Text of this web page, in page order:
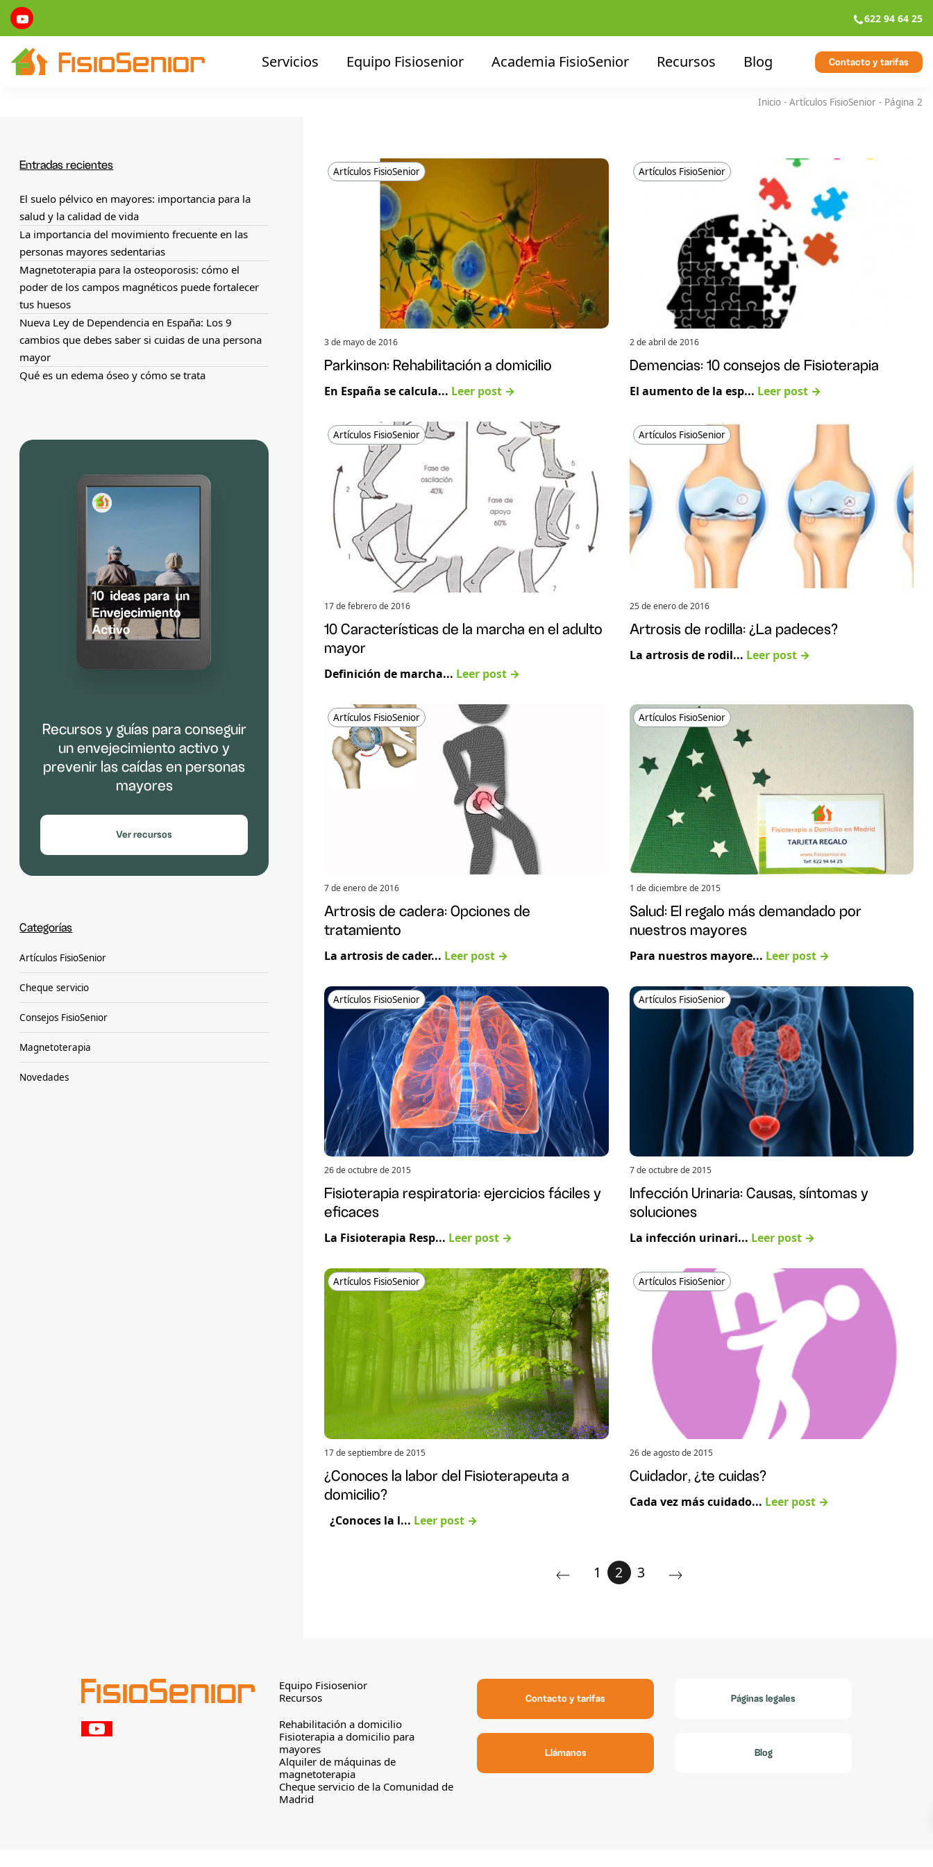
622 94 64 25
Servicios Equipo Fisiosenior Academia FisioSenior Recursos Blog Contacto y tarifas
Inicio - Artículos FisioSenior - Página 2
Artículos FisioSenior
3 de mayo de 2016
Parkinson: Rehabilitación a domicilio
En España se calcula... Leer post →
Artículos FisioSenior
2 de abril de 2016
Demencias: 10 consejos de Fisioterapia
El aumento de la esp... Leer post →
Artículos FisioSenior
17 de febrero de 2016
10 Características de la marcha en el adulto
mayor
Definición de marcha... Leer post →
Artículos FisioSenior
25 de enero de 2016
Artrosis de rodilla: ¿La padeces?
La artrosis de rodil... Leer post →
Artículos FisioSenior
7 de enero de 2016
Artrosis de cadera: Opciones de
tratamiento
La artrosis de cader... Leer post →
Artículos FisioSenior
1 de diciembre de 2015
Salud: El regalo más demandado por
nuestros mayores
Para nuestros mayore... Leer post →
Artículos FisioSenior
26 de octubre de 2015
Fisioterapia respiratoria: ejercicios fáciles y
eficaces
La Fisioterapia Resp... Leer post →
Artículos FisioSenior
7 de octubre de 2015
Infección Urinaria: Causas, síntomas y
soluciones
La infección urinari... Leer post →
Artículos FisioSenior
17 de septiembre de 2015
¿Conoces la labor del Fisioterapeuta a
domicilio?
¿Conoces la l... Leer post →
Artículos FisioSenior
26 de agosto de 2015
Cuidador, ¿te cuidas?
Cada vez más cuidado... Leer post →
1 2 3
Entradas recientes
El suelo pélvico en mayores: importancia para la
salud y la calidad de vida
La importancia del movimiento frecuente en las
personas mayores sedentarias
Magnetoterapia para la osteoporosis: cómo el
poder de los campos magnéticos puede fortalecer
tus huesos
Nueva Ley de Dependencia en España: Los 9
cambios que debes saber si cuidas de una persona
mayor
Qué es un edema óseo y cómo se trata
Recursos y guías para conseguir
un envejecimiento activo y
prevenir las caídas en personas
mayores
Ver recursos
Categorías
Artículos FisioSenior
Cheque servicio
Consejos FisioSenior
Magnetoterapia
Novedades
Equipo Fisiosenior
Recursos
Rehabilitación a domicilio
Fisioterapia a domicilio para
mayores
Alquiler de máquinas de
magnetoterapia
Cheque servicio de la Comunidad de
Madrid
Contacto y tarifas
Llámanos
Páginas legales
Blog